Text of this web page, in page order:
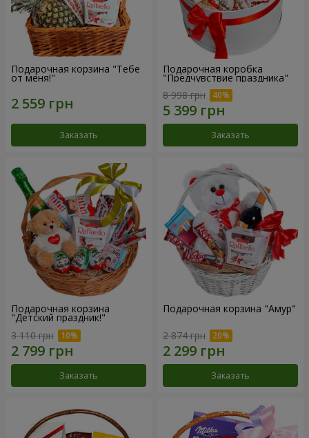
Подарочная корзина "Тебе
от меня!"
Заказать
Подарочная коробка
"Предчувствие праздника"
8 998 грн
Заказать
Подарочная корзина
"Детский праздник!"
3 110 грн
Заказать
Подарочная корзина "Амур"
2 874 грн
Заказать